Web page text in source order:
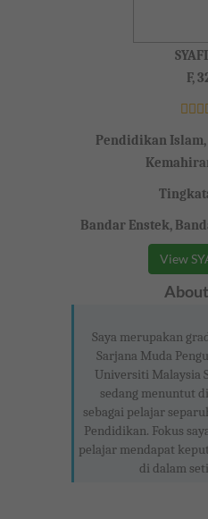
F,
Pendidikan
Bandar Enstek,
View
Saya merupakan
Sarjana Muda
Universiti Malaysia
sedang menuntut
sebagai pelajar
Pendidikan. Fokus
pelajar mendapat
di dalam